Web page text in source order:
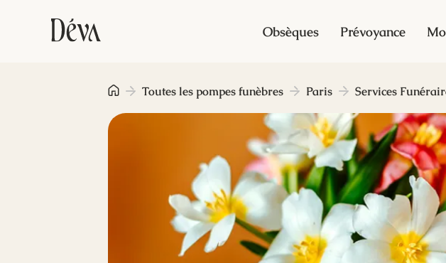
Obsèques Prévoyance
Toutes les pompes funèbres Paris Services